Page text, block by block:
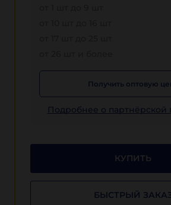
Получить оптовую
Подробнее о партнёрской
КУПИТЬ
БЫСТРЫЙ